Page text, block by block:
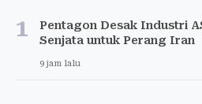
1
Pentagon Desak Industri
Senjata untuk Perang Iran
9 jam lalu